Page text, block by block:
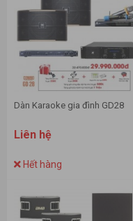
Dàn Karaoke gia đình GD28
Liên hệ
Hết hàng